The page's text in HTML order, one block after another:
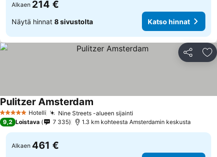
Alkaen 214 €
Näytä hinnat 8 sivustolta Katso hinnat
Jaa
5 Tähtiluokitus
Hotelli Nine Streets -alueen sijainti
Pulitzer Amsterdam
9,2 Loistava 7 335 1.3 km kohteesta Amsterdamin keskusta
Alkaen 461 €